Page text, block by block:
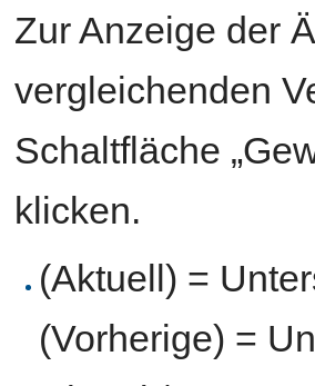
Zur Anzeige der
vergleichenden
Schaltfläche
klicken.
(Aktuell) =
(Vorherige) =